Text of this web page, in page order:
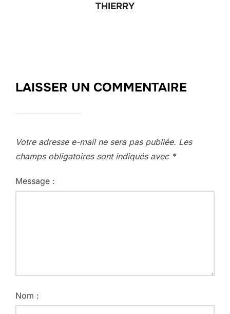
THIERRY
LAISSER UN COMMENTAIRE
Votre adresse e-mail ne sera pas publiée. Les
champs obligatoires sont indiqués avec *
Message :
Nom :